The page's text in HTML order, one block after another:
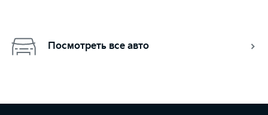
Посмотреть все авто